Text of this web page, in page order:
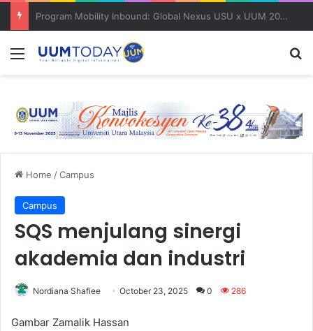
Keluarga angkat JAKSIN 2026 erat hubungan Pelajar Inasis TNB UUM bersama komuniti Pulau Tuba
Menu
Home /Campus
Campus
SQS menjulang sinergi
akademia dan industri
Nordiana Shafiee October 23, 2025 0 286
Gambar Zamalik Hassan